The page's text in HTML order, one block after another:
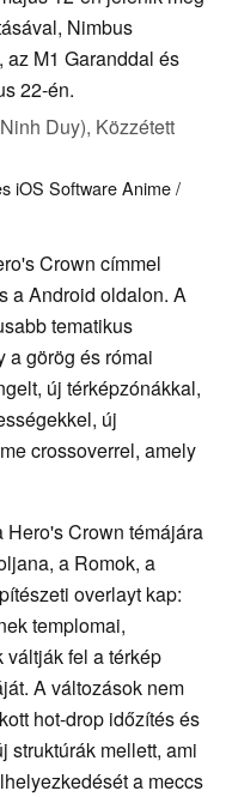
Nimbus
M1 Garanddal és
22-én.
Duy), Közzétett
iOS SoftwareAnime /
Crown címmel
a Android oldalon. A
tematikus
a görög és római
új térképzónákkal,
új
crossoverrel, amely
Crown témájára
a Romok, a
overlayt kap:
templomai,
fel a térkép
A változások nem
hot-drop időzítés és
struktúrák mellett, ami
a meccs